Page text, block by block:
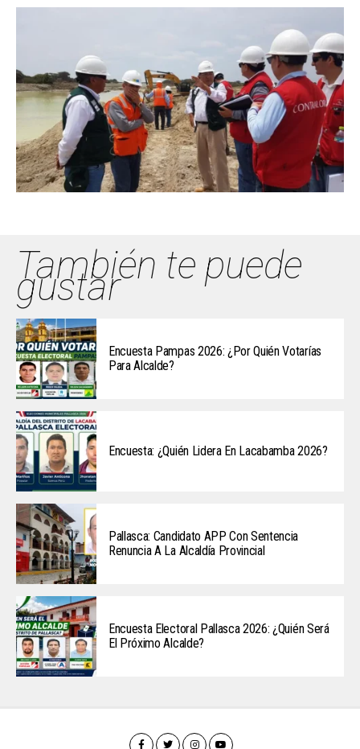
También te puede
gustar
Encuesta Pampas 2026: ¿Por Quién Votarías
Para Alcalde?
Encuesta: ¿Quién Lidera En Lacabamba 2026?
Pallasca: Candidato APP Con Sentencia
Renuncia A La Alcaldía Provincial
Encuesta Electoral Pallasca 2026: ¿Quién Será
El Próximo Alcalde?